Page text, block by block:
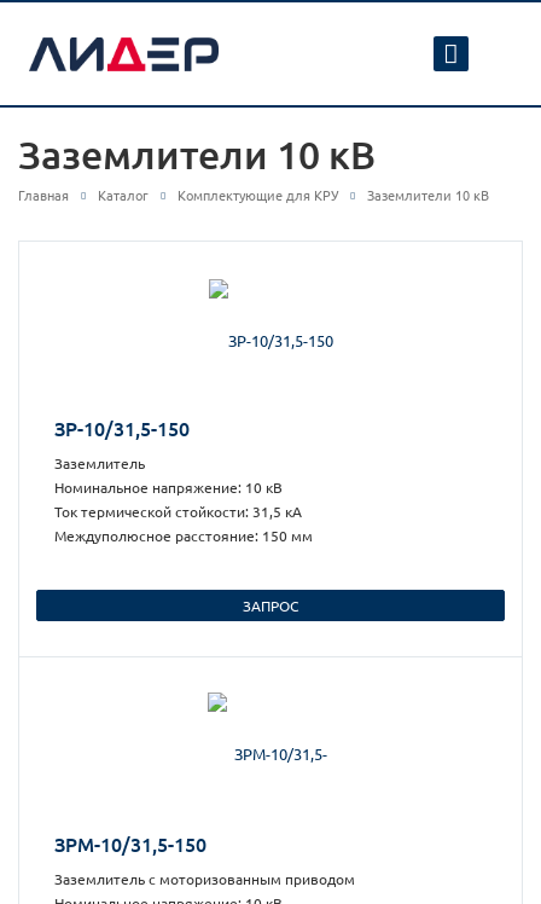
Заземлители 10 кВ
Главная Каталог Комплектующие для КРУ Заземлители 10 кВ
ЗР-10/31,5-150
Заземлитель
Номинальное напряжение: 10 кВ
Ток термической стойкости: 31,5 кА
Междуполюсное расстояние: 150 мм
ЗАПРОС
ЗРМ-10/31,5-150
Заземлитель с моторизованным приводом